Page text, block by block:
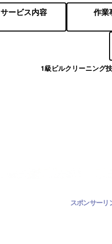
1級ビルクリーニング
サービス内容 作業
スポンサーリ